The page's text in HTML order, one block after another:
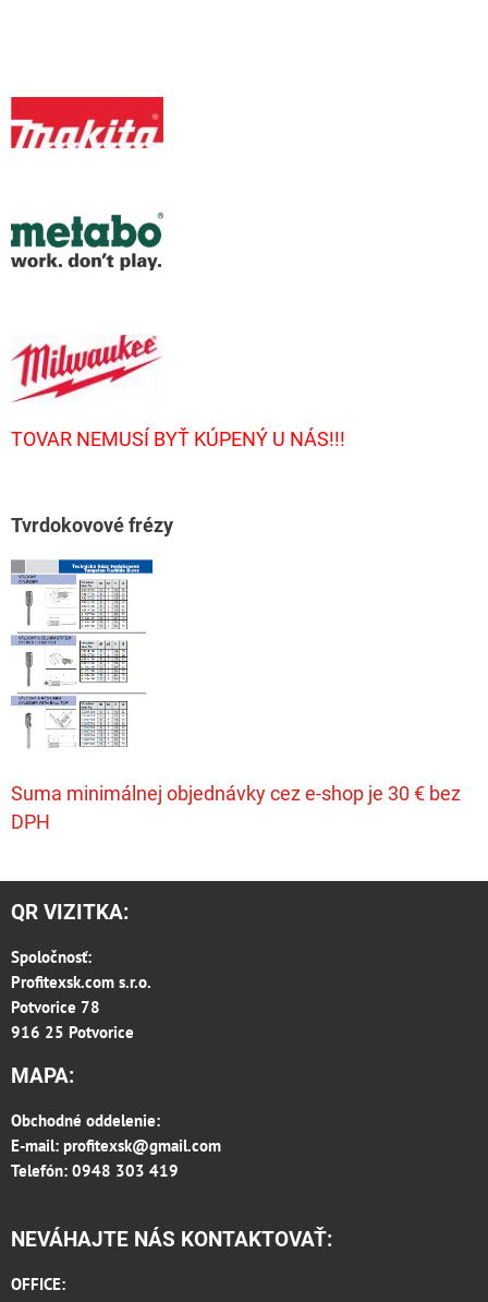
TOVAR NEMUSÍ BYŤ KÚPENÝ U NÁS!!!
Tvrdokovové frézy
Suma minimálnej objednávky cez e-shop je 30 € bez
DPH
QR VIZITKA:
Spoločnosť:
Profitexsk.com s.r.o.
Potvorice 78
916 25 Potvorice
MAPA:
Obchodné oddelenie:
E-mail: profitexsk@gmail.com
Telefón: 0948 303 419
NEVÁHAJTE NÁS KONTAKTOVAŤ:
OFFICE: